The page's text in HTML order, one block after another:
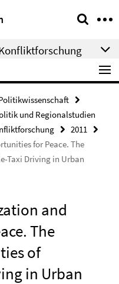
und Regionalstudien
2011
for Peace. The
Taxi Driving in Urban
and
The
of
in Urban